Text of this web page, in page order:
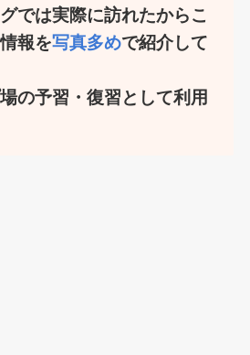
では実際に訪れたからこ
報を写真多めで紹介して
の予習・復習として利用